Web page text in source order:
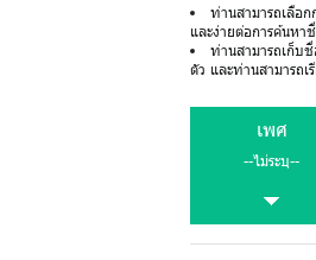
ท่านสามารถเลือ
และง่ายต่อการค้นห
ท่านสามารถเก็บ
ตัว และท่านสามารถ
เพศ
--ไม่ระบุ--